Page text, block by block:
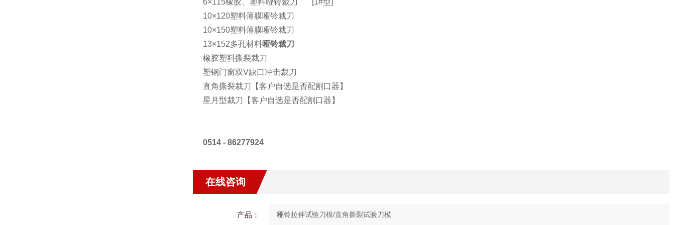
6×115橡胶、塑料哑铃裁刀
[1#型]
10×120塑料薄膜哑铃裁刀
10×150塑料薄膜哑铃裁刀
13×152多孔材料哑铃裁刀
橡胶塑料撕裂裁刀
塑钢门窗双V缺口冲击裁刀
直角撕裂裁刀【客户自选是否配割口器】
星月型裁刀【客户自选是否配割口器】
0514 - 86277924
在线咨询
产品：